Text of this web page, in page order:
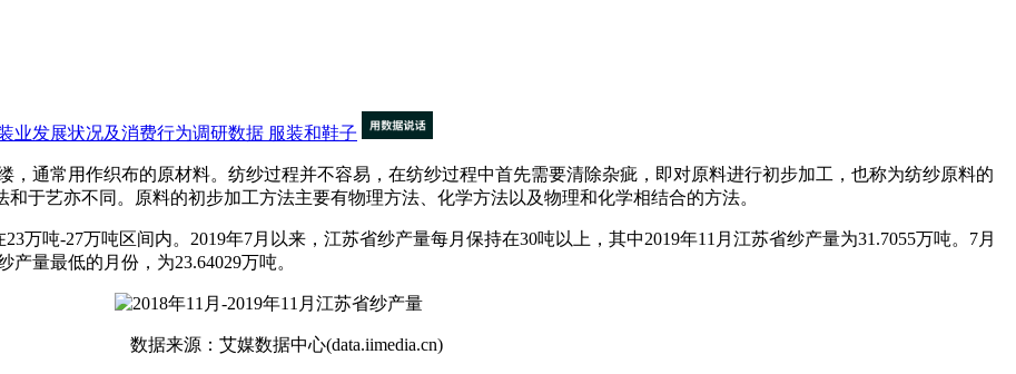
业发展状况及消费行为调研数据 服装和鞋子
常用作织布的原材料。纺纱过程并不容易，在纺纱过程中首先需要清除杂疵，即对原料进行初步加工，也称为纺纱原料的
于艺亦不同。原料的初步加工方法主要有物理方法、化学方法以及物理和化学相结合的方法。
吨-27万吨区间内。2019年7月以来，江苏省纱产量每月保持在30吨以上，其中2019年11月江苏省纱产量为31.7055万吨。7月
量最低的月份，为23.64029万吨。
数据来源：艾媒数据中心(data.iimedia.cn)